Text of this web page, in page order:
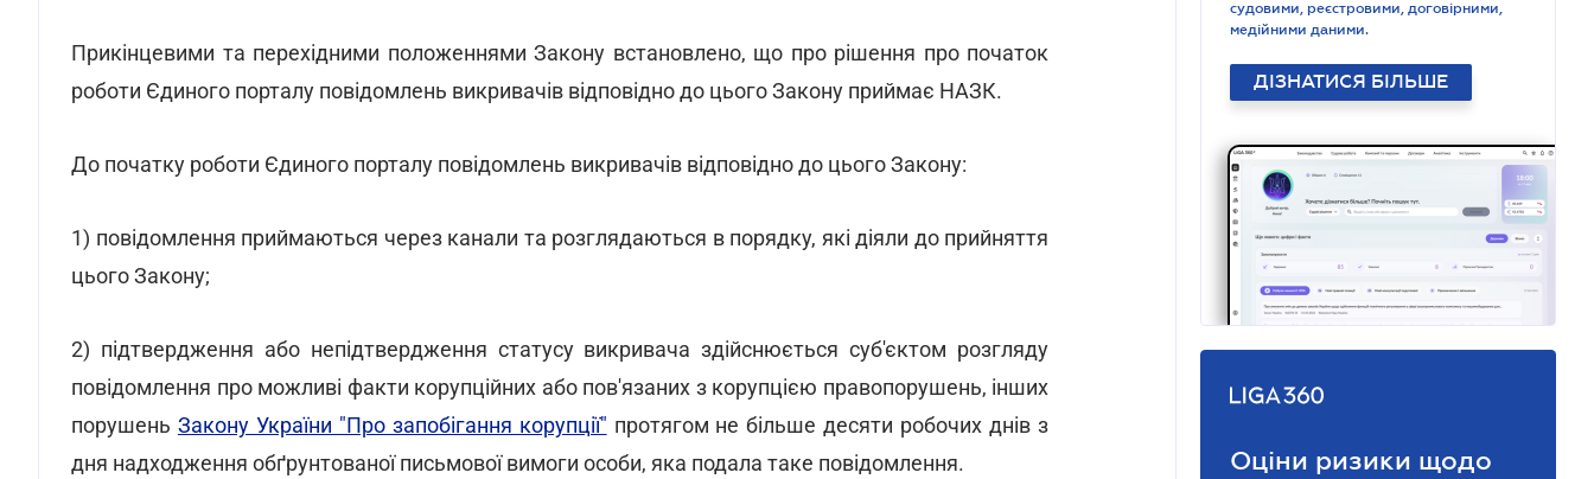
Прикінцевими та перехідними положеннями Закону встановлено, що про рішення про початок
роботи Єдиного порталу повідомлень викривачів відповідно до цього Закону приймає НАЗК.
До початку роботи Єдиного порталу повідомлень викривачів відповідно до цього Закону:
1) повідомлення приймаються через канали та розглядаються в порядку, які діяли до прийняття
цього Закону;
2) підтвердження або непідтвердження статусу викривача здійснюється суб'єктом розгляду
повідомлення про можливі факти корупційних або пов'язаних з корупцією правопорушень, інших
порушень Закону України "Про запобігання корупції" протягом не більше десяти робочих днів з
дня надходження обґрунтованої письмової вимоги особи, яка подала таке повідомлення.
судовими, реєстровими, договірними,
медійними даними.
ДІЗНАТИСЯ БІЛЬШЕ
Оціни ризики щодо